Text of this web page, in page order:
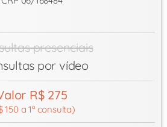
presenciais
por vídeo
R$ 275
150 a 1ª consulta)